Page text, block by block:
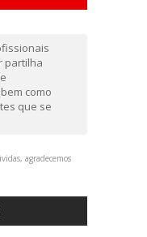
partilha
como
que se
agradecemos